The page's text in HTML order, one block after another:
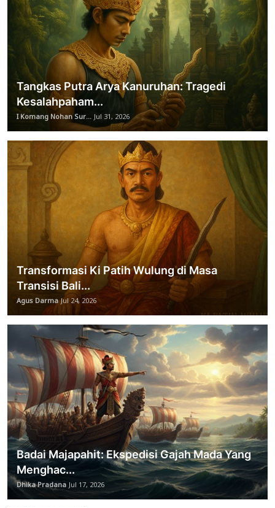
Tangkas Putra Arya Kanuruhan: Tragedi
Kesalahpaham...
I Komang Nohan Sur...Jul 31, 2026
Transformasi Ki Patih Wulung di Masa
Transisi Bali...
Agus DarmaJul 24, 2026
Badai Majapahit: Ekspedisi Gajah Mada Yang
Menghac...
Dhika PradanaJul 17, 2026